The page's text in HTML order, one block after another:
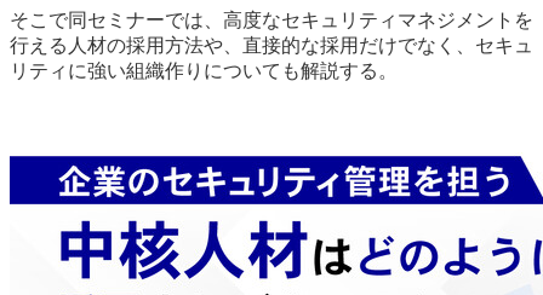
そこで同セミナーでは、高度なセキュリティマネジメントを
行える人材の採用方法や、直接的な採用だけでなく、セキュ
リティに強い組織作りについても解説する。